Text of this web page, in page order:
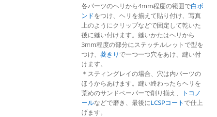
各パーツのヘリから4mm程度の範囲で白ボ
ンドをつけ、ヘリを揃えて貼り付け、写真
上のようにクリップなどで固定して乾いた
後に縫い付けます。縫いかたはヘリから
3mm程度の部分にステッチルレットで型を
つけ、 菱きり で一つ一つ穴をあけ、縫い付
けます。
＊スティングレイの場合、穴は内パーツの
ほうからあけます。縫い終わったらヘリを
荒めのサンドペーパーで削り揃え、
トコノ
ールなどで磨き、最後にLCSPコート で仕上
げます。